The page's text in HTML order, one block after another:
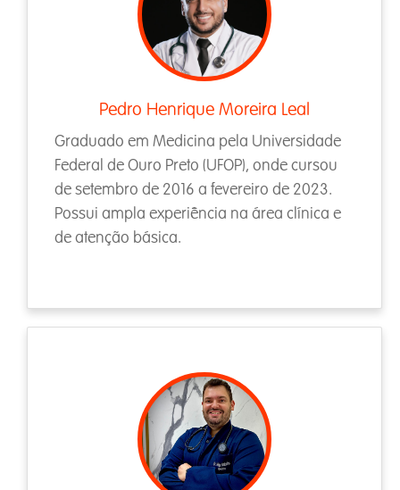
Pedro Henrique Moreira Leal
Graduado em Medicina pela Universidade
Federal de Ouro Preto (UFOP), onde cursou
de setembro de 2016 a fevereiro de 2023.
Possui ampla experiência na área clínica e
de atenção básica.